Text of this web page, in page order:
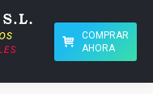
COMPRAR
AHORA